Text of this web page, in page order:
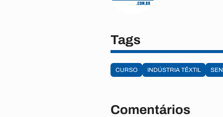
Tags
CURSO INDÚSTRIA TÊXTIL
Comentários